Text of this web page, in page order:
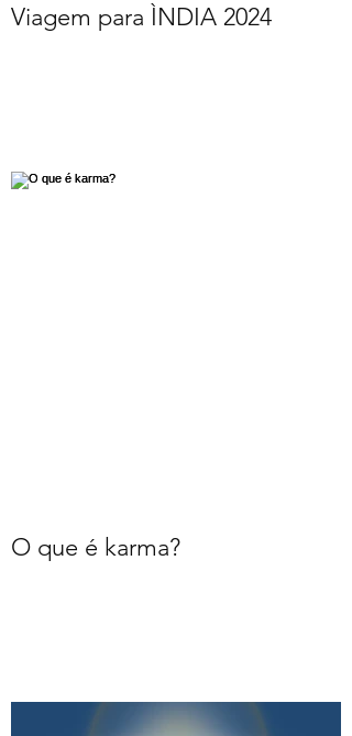
Viagem para ÌNDIA 2024
O que é karma?